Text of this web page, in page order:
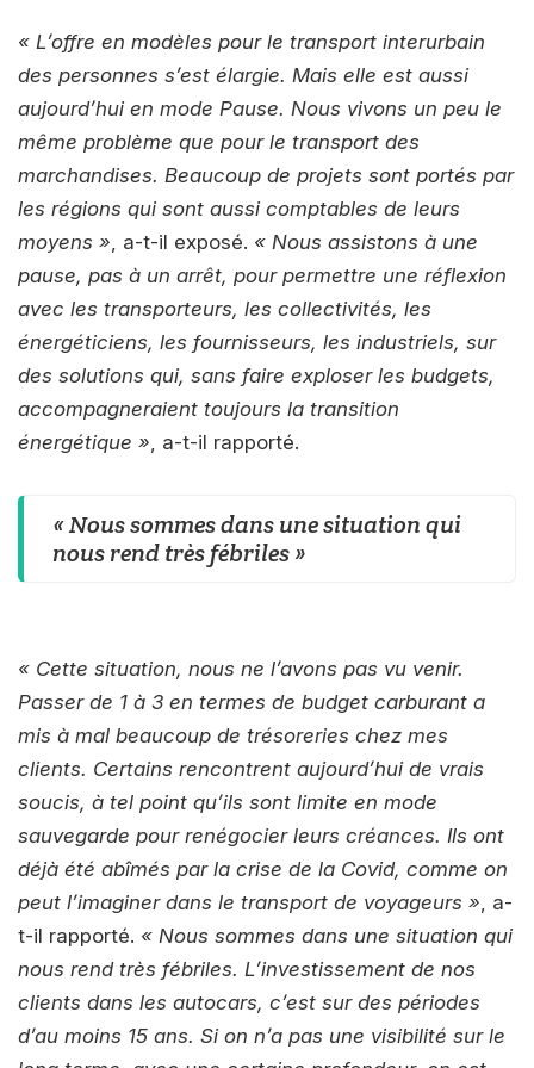
« L’offre en modèles pour le transport interurbain
des personnes s’est élargie. Mais elle est aussi
aujourd’hui en mode Pause. Nous vivons un peu le
même problème que pour le transport des
marchandises. Beaucoup de projets sont portés par
les régions qui sont aussi comptables de leurs
moyens », a-t-il exposé. « Nous assistons à une
pause, pas à un arrêt, pour permettre une réflexion
avec les transporteurs, les collectivités, les
énergéticiens, les fournisseurs, les industriels, sur
des solutions qui, sans faire exploser les budgets,
accompagneraient toujours la transition
énergétique », a-t-il rapporté.
« Nous sommes dans une situation qui
nous rend très fébriles »
« Cette situation, nous ne l’avons pas vu venir.
Passer de 1 à 3 en termes de budget carburant a
mis à mal beaucoup de trésoreries chez mes
clients. Certains rencontrent aujourd’hui de vrais
soucis, à tel point qu’ils sont limite en mode
sauvegarde pour renégocier leurs créances. Ils ont
déjà été abîmés par la crise de la Covid, comme on
peut l’imaginer dans le transport de voyageurs », a-
t-il rapporté. « Nous sommes dans une situation qui
nous rend très fébriles. L’investissement de nos
clients dans les autocars, c’est sur des périodes
d’au moins 15 ans. Si on n’a pas une visibilité sur le